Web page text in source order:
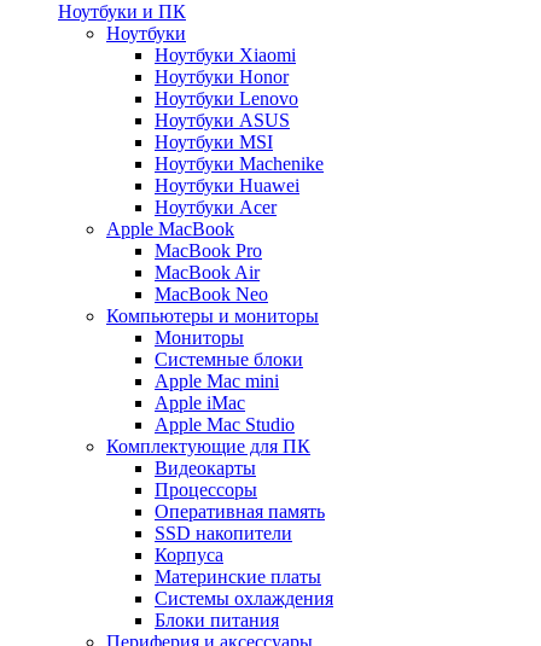
Ноутбуки и ПК
Ноутбуки
Ноутбуки Xiaomi
Ноутбуки Honor
Ноутбуки Lenovo
Ноутбуки ASUS
Ноутбуки MSI
Ноутбуки Machenike
Ноутбуки Huawei
Ноутбуки Acer
Apple MacBook
MacBook Pro
MacBook Air
MacBook Neo
Компьютеры и мониторы
Мониторы
Системные блоки
Apple Mac mini
Apple iMac
Apple Mac Studio
Комплектующие для ПК
Видеокарты
Процессоры
Оперативная память
SSD накопители
Корпуса
Материнские платы
Системы охлаждения
Блоки питания
Периферия и аксессуары